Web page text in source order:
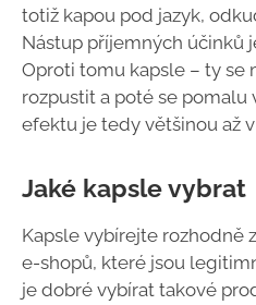
totiž kapou pod jazyk,
Nástup příjemných účinků
Oproti tomu kapsle – ty se
rozpustit a poté se pomalu
efektu je tedy většinou až
Jaké kapsle vybrat
Kapsle vybírejte rozhodně
e-shopů, které jsou
je dobré vybírat takové